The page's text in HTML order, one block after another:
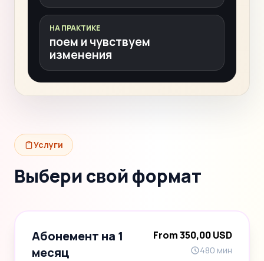
НА ПРАКТИКЕ
поем и чувствуем
изменения
Услуги
Выбери свой формат
Абонемент на 1
месяц
From 350,00 USD
480 мин